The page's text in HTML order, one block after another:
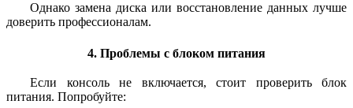
Однако замена диска или восстановление данных лучше
доверить профессионалам.
4. Проблемы с блоком питания
Если консоль не включается, стоит проверить блок
питания. Попробуйте: